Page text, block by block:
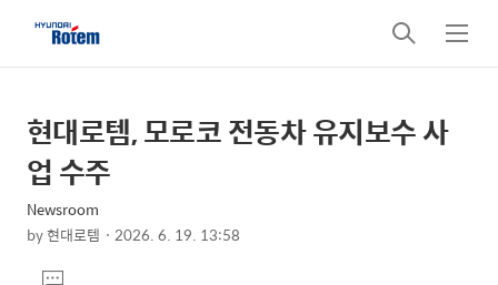
검
색
메
뉴
상
세
컨
텐
본
문
제
목
현대로템, 모로코 전동차 유지보수 사
업 수주
Newsroom
by현대로템 2026. 6. 19. 13:58
댓